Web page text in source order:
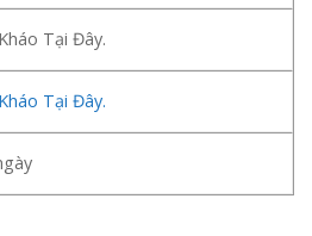
Tại Đây.
Tại Đây.